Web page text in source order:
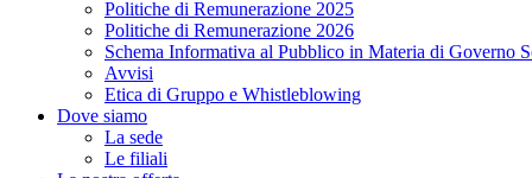
Politiche di Remunerazione 2025
Politiche di Remunerazione 2026
Schema Informativa al Pubblico in Materia di Governo
Avvisi
Etica di Gruppo e Whistleblowing
Dove siamo
La sede
Le filiali